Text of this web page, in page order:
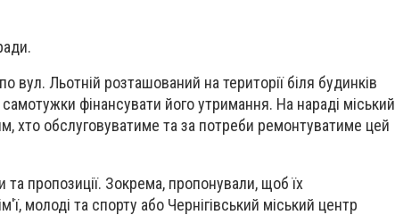
Льотній розташований на території біля будинків
фінансувати його утримання. На нараді міський
хто обслуговуватиме та за потреби ремонтуватиме цей
та пропозиції. Зокрема, пропонували, щоб їх
молоді та спорту або Чернігівський міський центр